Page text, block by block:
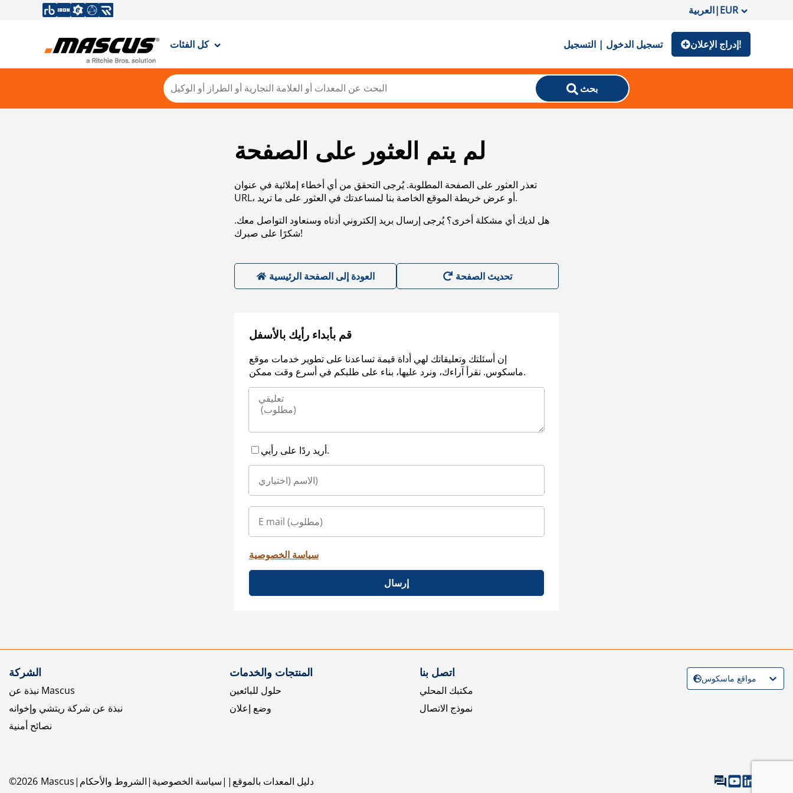
العربية|EUR
كل الفئات تسجيل الدخول | التسجيل إدراج الإعلان!
بحث
لم يتم العثور على الصفحة
تعذر العثور على الصفحة المطلوبة. يُرجى التحقق من أي أخطاء إملائية في عنوان
URL، أو عرض خريطة الموقع الخاصة بنا لمساعدتك في العثور على ما تريد.
هل لديك أي مشكلة أخرى؟ يُرجى إرسال بريد إلكتروني أدناه وسنعاود التواصل معك.
شكرًا على صبرك!
العودة إلى الصفحة الرئيسية
قم بأبداء رأيك بالأسفل
إن أسئلتك وتعليقاتك لهي أداة قيمة تساعدنا على تطوير خدمات موقع
ماسكوس. نقرأ آراءك، ونرد عليها، بناء على طلبكم في أسرع وقت ممكن.
أريد ردًا على رأيي.
سياسة الخصوصية
إرسال
الشركة
نبذة عن Mascus
نبذة عن شركة ريتشي وإخوانه
نصائح أمنية
المنتجات والخدمات
حلول للبائعين
وضع إعلان
اتصل بنا
مكتبك المحلي
نموذج الاتصال
©2026 Mascus الشروط والأحكام سياسة الخصوصية دليل المعدات بالموقع
مواقع ماسكوس